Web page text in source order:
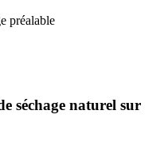
préalable
séchage naturel sur